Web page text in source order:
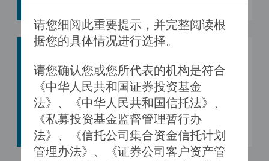
投资
动态
市场的两面
性：好的发展
趋势、坏的发
展趋势
2020年3月10日
请您细阅此重要提示，并完整阅读根
据您的具体情况进行选择。
请您确认您或您所代表的机构是符合
《中华人民共和国证券投资基金
法》、《中华人民共和国信托法》、
《私募投资基金监督管理暂行办
法》、《信托公司集合资金信托计划
管理办法》、《证券公司客户资产管